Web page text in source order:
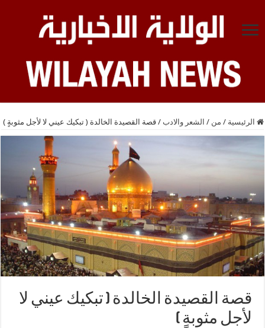
الرئيسية / من / الشعر والادب / قصة القصيدة الخالدة ( تبكيك عيني لا لأجل مثوبةٍ )
قصة القصيدة الخالدة ( تبكيك عيني لا
لأجل مثوبةٍ )